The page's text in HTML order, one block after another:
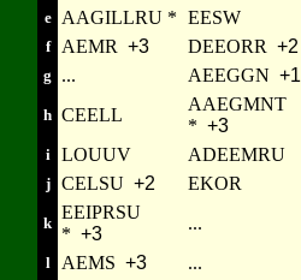
e AAGILLRU * EESW
f AEMR +3 DEEORR +2
g ... AEEGGN +1
h CEELL
AAEGMNT
* +3
i LOUUV ADEEMRU
j CELSU +2 EKOR
k
EEIPRSU
* +3
...
l AEMS +3 ...